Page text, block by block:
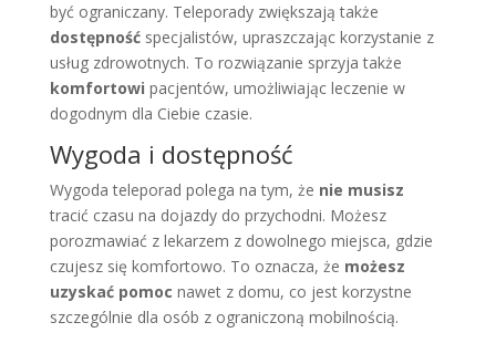
być ograniczany. Teleporady zwiększają także
dostępnośćspecjalistów, upraszczając korzystanie z
usług zdrowotnych. To rozwiązanie sprzyja także
komfortowi pacjentów, umożliwiając leczenie w
dogodnym dla Ciebie czasie.
Wygoda i dostępność
Wygoda teleporad polega na tym, że nie musisz
tracić czasu na dojazdy do przychodni. Możesz
porozmawiać z lekarzem z dowolnego miejsca, gdzie
czujesz się komfortowo. To oznacza, że możesz
uzyskać pomoc nawet z domu, co jest korzystne
szczególnie dla osób z ograniczoną mobilnością.